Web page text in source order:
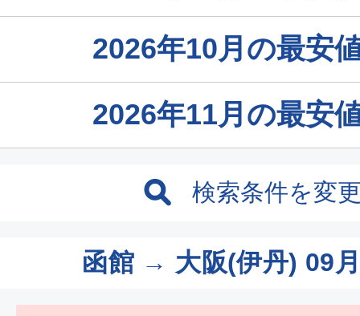
2026年10月の最安
2026年11月の最安
検索条件を変
函館 → 大阪(伊丹) 09